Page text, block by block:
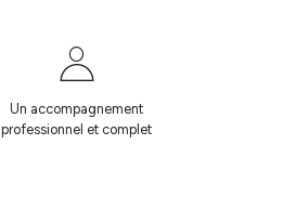
Un accompagnement
professionnel et complet